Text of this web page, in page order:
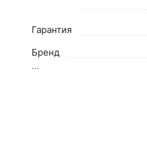
Гарантия
Бренд
...